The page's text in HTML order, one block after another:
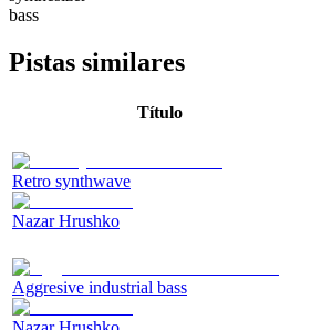
bass
Pistas similares
Título
Retro synthwave
Nazar Hrushko
Aggresive industrial bass